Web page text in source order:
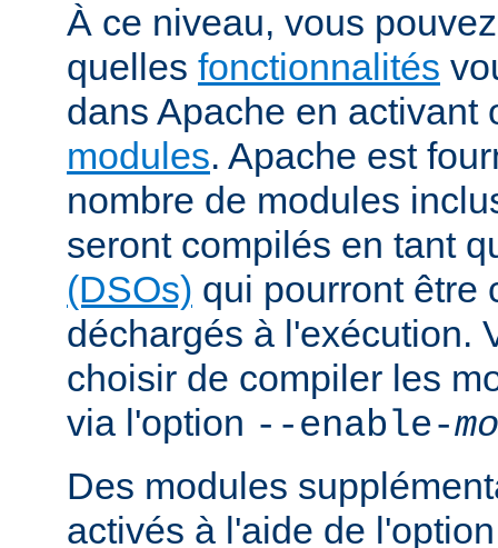
À ce niveau, vous
quelles fonctionnalités
dans Apache en activant
modules. Apache est
nombre de modules
seront compilés en tant
(DSOs) qui pourront être
déchargés à l'exécution.
choisir de compiler les
via l'option --enable-
Des modules
activés à l'aide de